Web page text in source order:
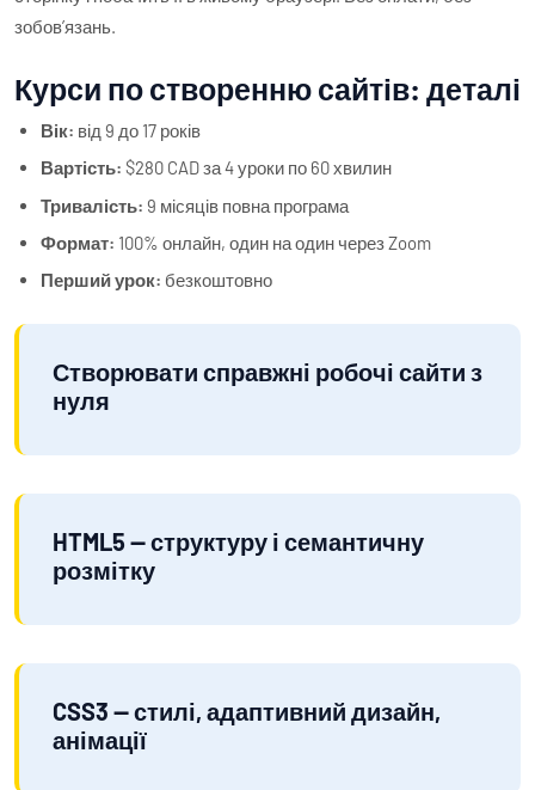
зобовʼязань.
Курси по створенню сайтів: деталі
Вік: від 9 до 17 років
Вартість: $280 CAD за 4 уроки по 60 хвилин
Тривалість: 9 місяців повна програма
Формат: 100% онлайн, один на один через Zoom
Перший урок: безкоштовно
Створювати справжні робочі сайти з
нуля
HTML5 — структуру і семантичну
розмітку
CSS3 — стилі, адаптивний дизайн,
анімації